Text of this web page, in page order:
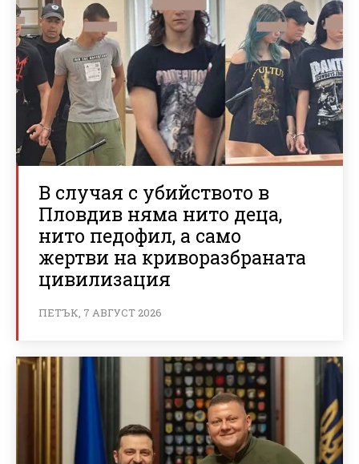
В случая с убийството в
Пловдив няма нито деца,
нито педофил, а само
жертви на криворазбраната
цивилизация
ПЕТЪК, 7 АВГУСТ 2026